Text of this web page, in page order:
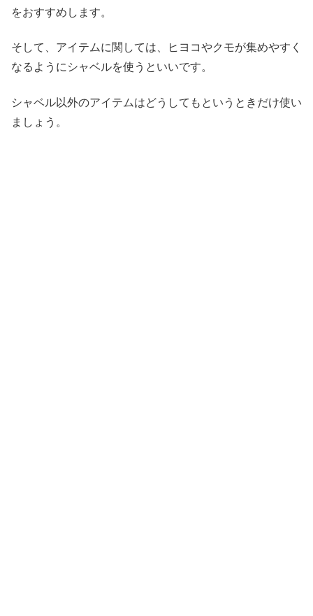
をおすすめします。
そして、アイテムに関しては、ヒヨコやクモが集めやすく
なるようにシャベルを使うといいです。
シャベル以外のアイテムはどうしてもというときだけ使い
ましょう。